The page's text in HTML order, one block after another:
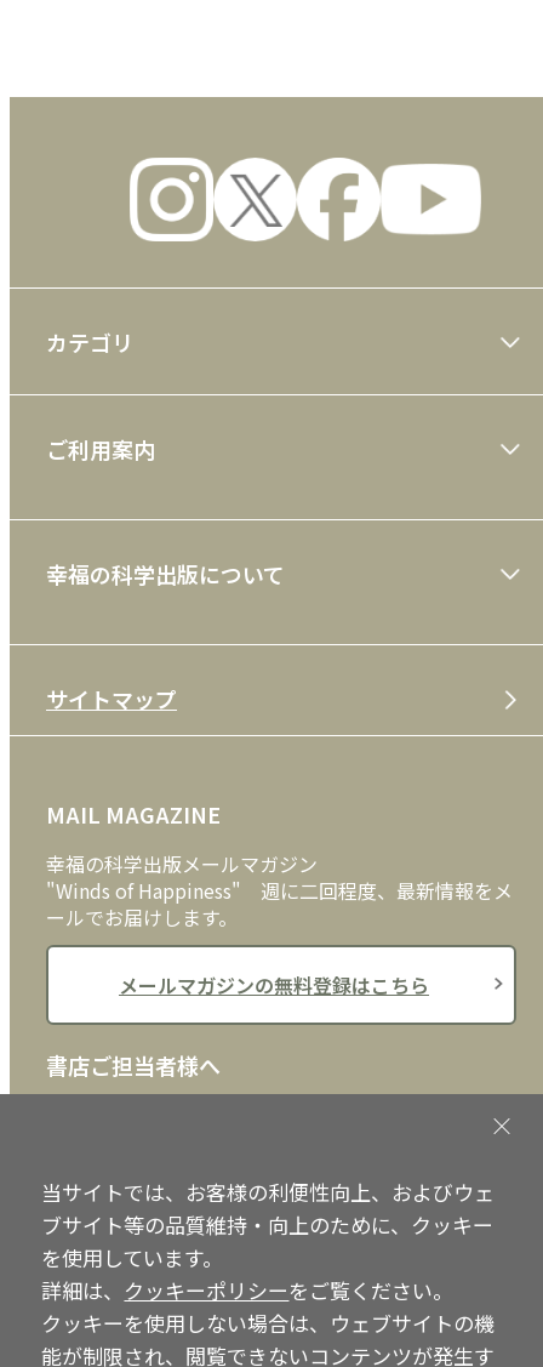
カテゴリ
雑誌
CD
DVD・ブルーレイ
外国語
ご利用案内
利用規約
特定商取引法
プライバシーポリシー
クッキーポリシー
幸福の科学出版について
メディア・ライブラリー
サイトマップ
MAIL MAGAZINE
幸福の科学出版メールマガジン
"Winds of Happiness" 週に二回程度、最新情報をメ
ールでお届けします。
メールマガジンの無料登録はこちら
書店ご担当者様へ
書店様向けに、注文書、店頭用POPなどをご用意して
書店ご担当者様へ
Copyright © IRH Press Co.,Ltd. All Rights Reserved.
当サイトでは、お客様の利便性向上、およびウェ
ブサイト等の品質維持・向上のために、クッキー
を使用しています。
詳細は、 クッキーポリシーをご覧ください。
クッキーを使用しない場合は、ウェブサイトの機
能が制限され、閲覧できないコンテンツが発生す